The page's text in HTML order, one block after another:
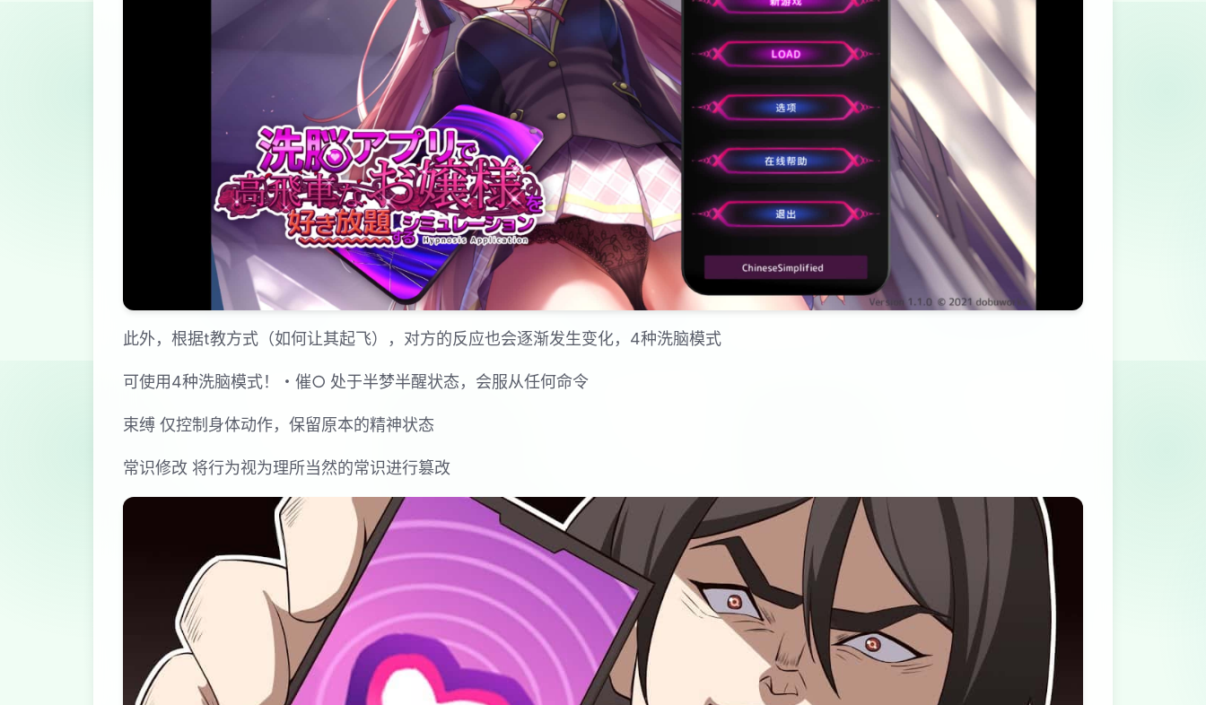
此外，根据t教方式（如何让其起飞），对方的反应也会逐渐发生变化，4种洗脑模式
可使用4种洗脑模式！・催○ 处于半梦半醒状态，会服从任何命令
束缚 仅控制身体动作，保留原本的精神状态
常识修改 将行为视为理所当然的常识进行篡改